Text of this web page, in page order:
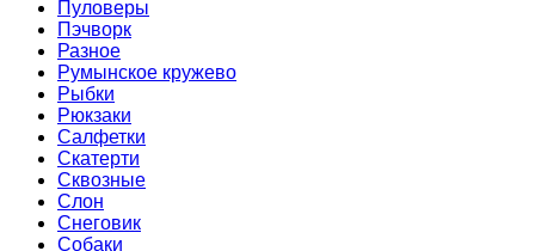
Пуловеры
Пэчворк
Разное
Румынское кружево
Рыбки
Рюкзаки
Салфетки
Скатерти
Сквозные
Слон
Снеговик
Собаки